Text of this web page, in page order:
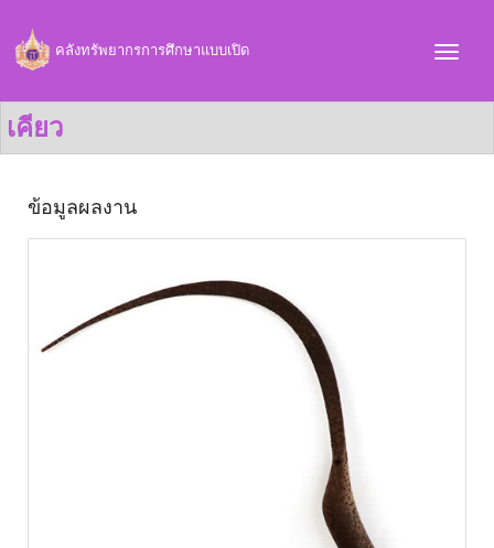
คลังทรัพยากรการศึกษาแบบเปิด
เคียว
ข้อมูลผลงาน